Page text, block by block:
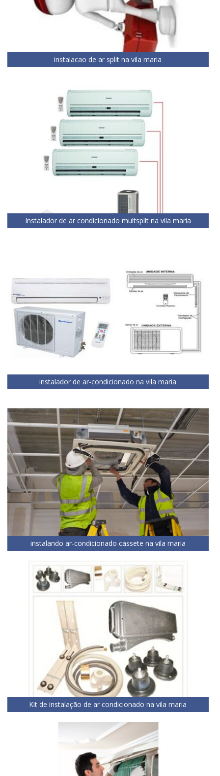
instalacao de ar split na vila maria
Instalador de ar condicionado multsplit na vila maria
instalador de ar-condicionado na vila maria
instalando ar-condicionado cassete na vila maria
Kit de instalação de ar condicionado na vila maria